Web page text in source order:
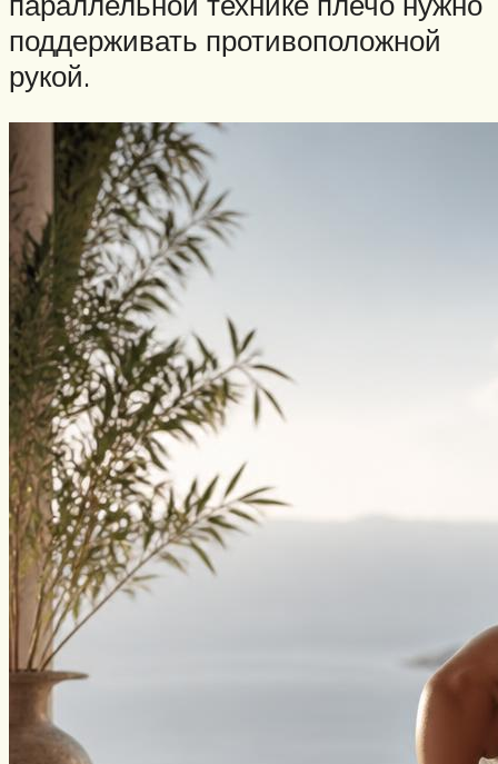
поддерживать противоположной
рукой.